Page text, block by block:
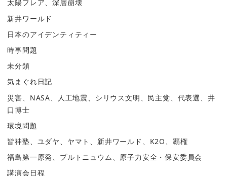
太陽フレア、深層崩壊
新井ワールド
日本のアイデンティティー
時事問題
未分類
気まぐれ日記
災害、NASA、人工地震、シリウス文明、民主党、代表選、井
口博士
環境問題
皆神塾、ユダヤ、ヤマト、新井ワールド、K2O、覇権
福島第一原発、プルトニュウム、原子力安全・保安委員会
講演会日程